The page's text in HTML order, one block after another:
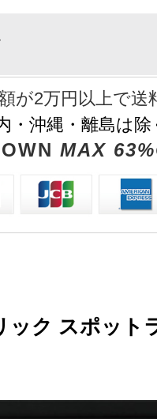
が2万円以上で送
・沖縄・離島は
MAX
ック スポット